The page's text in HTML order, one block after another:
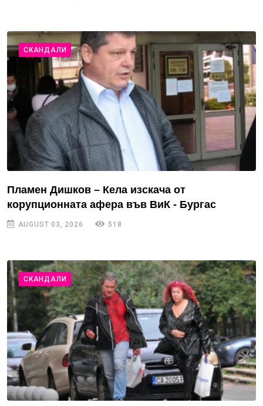
СКАНДАЛИ
Пламен Дишков – Кела изскача от
корупционната афера във ВиК - Бургас
AUGUST 03, 2026 518
СКАНДАЛИ